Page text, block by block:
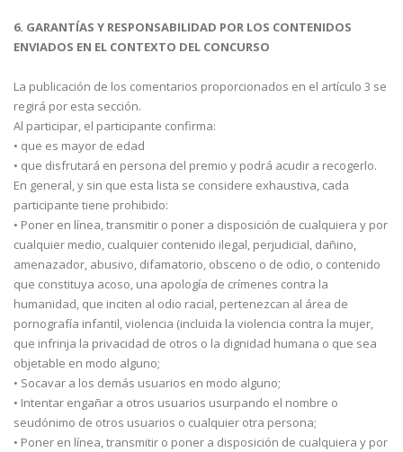
6. GARANTÍAS Y RESPONSABILIDAD POR LOS CONTENIDOS
ENVIADOS EN EL CONTEXTO DEL CONCURSO
La publicación de los comentarios proporcionados en el artículo 3 se
regirá por esta sección.
Al participar, el participante confirma:
• que es mayor de edad
• que disfrutará en persona del premio y podrá acudir a recogerlo.
En general, y sin que esta lista se considere exhaustiva, cada
participante tiene prohibido:
• Poner en línea, transmitir o poner a disposición de cualquiera y por
cualquier medio, cualquier contenido ilegal, perjudicial, dañino,
amenazador, abusivo, difamatorio, obsceno o de odio, o contenido
que constituya acoso, una apología de crímenes contra la
humanidad, que inciten al odio racial, pertenezcan al área de
pornografía infantil, violencia (incluida la violencia contra la mujer,
que infrinja la privacidad de otros o la dignidad humana o que sea
objetable en modo alguno;
• Socavar a los demás usuarios en modo alguno;
• Intentar engañar a otros usuarios usurpando el nombre o
seudónimo de otros usuarios o cualquier otra persona;
• Poner en línea, transmitir o poner a disposición de cualquiera y por